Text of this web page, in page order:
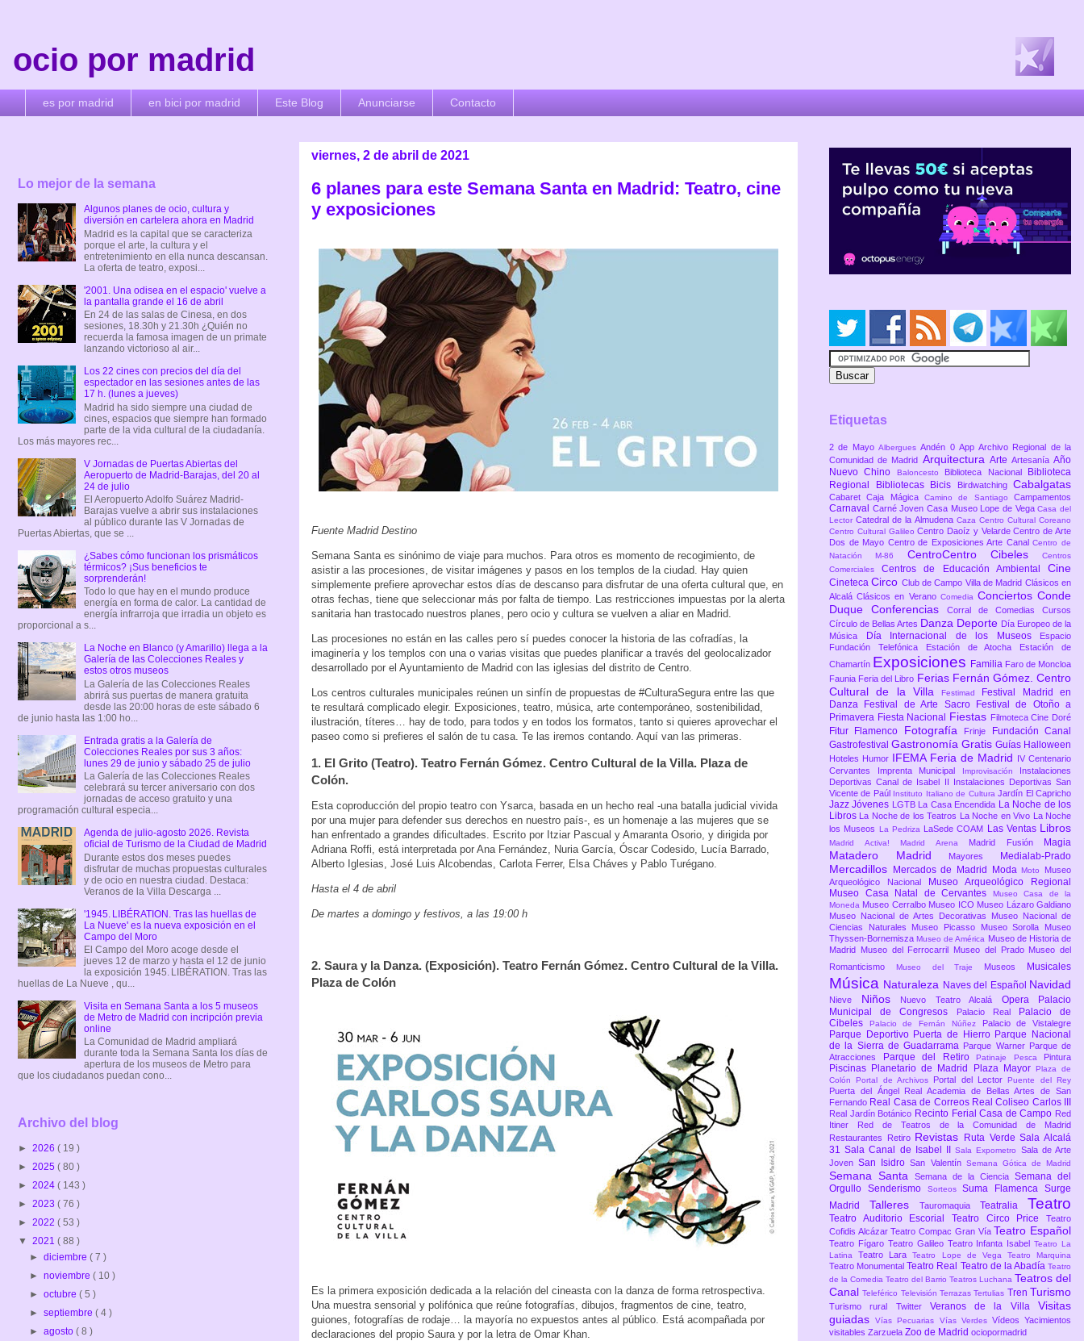
ocio por madrid
es por madrid en bici por madrid Este Blog Anunciarse Contacto
viernes, 2 de abril de 2021
6 planes para este Semana Santa en Madrid: Teatro, cine
y exposiciones
Fuente Madrid Destino
Semana Santa es sinónimo de viaje para muchos. Para otros es momento de recogimiento, de
asistir a las procesiones, de visitar imágenes y pasos en los templos de la ciudad. Hay quien
simplemente prefiere aprovechar estos días de descanso para disfrutar de una oferta cultural que, en
otras fechas, tiene que seleccionar más por falta de tiempo. Las restricciones impuestas por la alerta
sanitaria han trastocado nuestros planes, pero ocio y cultura se vuelven a aliar en Madrid.
Las procesiones no están en las calles pero sí puedes conocer la historia de las cofradías, la
imaginería y los templos con una o varias visitas que puedes planificar a través del geolocalizador
desarrollado por el Ayuntamiento de Madrid con las iglesias del distrito de Centro.
Los centros culturales municipales reúnen un sinfín de propuestas de #CulturaSegura entre las que
te resultará complicado elegir. Exposiciones, teatro, música, arte contemporáneo, sostenibilidad,
ilustración, títeres… hay de todo, para todos y en todos los formatos, tanto si quieres aprovechar el
paseo como si prefieres el salón de tu casa. Te las iremos contando. Aquí van las primeras.
1. El Grito (Teatro). Teatro Fernán Gómez. Centro Cultural de la Villa. Plaza de
Colón.
Esta coproducción del propio teatro con Ysarca, basada en un hecho real -una batalla judicial vivida
por una mujer para defender sus derechos en nuestro país-, es un homenaje a las mujeres que se
han enfrentado a grandes dificultades. Escrito por Itziar Pascual y Amaranta Osorio, y dirigida por
Adriana Roffi, está interpretada por Ana Fernández, Nuria García, Óscar Codesido, Lucía Barrado,
Alberto Iglesias, José Luis Alcobendas, Carlota Ferrer, Elsa Cháves y Pablo Turégano.
Hasta el 4 de abril
De martes a domingo y festivos, a las 19:00 h
2. Saura y la Danza. (Exposición). Teatro Fernán Gómez. Centro Cultural de la Villa.
Plaza de Colón
Es la primera exposición dedicada a la relación del cineasta con la danza de forma retrospectiva.
Una muestra sensorial y polifónica que reúne fotografías, dibujos, fragmentos de cine, teatro,
guiones, fotografías de rodaje… la mayoría no expuestos antes al público. Está acompañada por
declaraciones del propio Saura y por la letra de Omar Khan.
Lo mejor de la semana
Algunos planes de ocio, cultura y
diversión en cartelera ahora en Madrid
Madrid es la capital que se caracteriza
porque el arte, la cultura y el
entretenimiento en ella nunca descansan.
La oferta de teatro, exposi...
'2001. Una odisea en el espacio' vuelve a
la pantalla grande el 16 de abril
En 24 de las salas de Cinesa, en dos
sesiones, 18.30h y 21.30h ¿Quién no
recuerda la famosa imagen de un primate
lanzando victorioso al air...
Los 22 cines con precios del día del
espectador en las sesiones antes de las
17 h. (lunes a jueves)
Madrid ha sido siempre una ciudad de
cines, espacios que siempre han formado
parte de la vida cultural de la ciudadanía.
Los más mayores rec...
V Jornadas de Puertas Abiertas del
Aeropuerto de Madrid-Barajas, del 20 al
24 de julio
El Aeropuerto Adolfo Suárez Madrid-
Barajas vuelve a abrir sus instalaciones
al público durante las V Jornadas de
Puertas Abiertas, que se ...
¿Sabes cómo funcionan los prismáticos
térmicos? ¡Sus beneficios te
sorprenderán!
Todo lo que hay en el mundo produce
energía en forma de calor. La cantidad de
energía infrarroja que irradia un objeto es
proporcional a s...
La Noche en Blanco (y Amarillo) llega a la
Galería de las Colecciones Reales y
estos otros museos
La Galería de las Colecciones Reales
abrirá sus puertas de manera gratuita
desde las 20:00 horas de este sábado 6
de junio hasta las 1:00 ho...
Entrada gratis a la Galería de
Colecciones Reales por sus 3 años:
lunes 29 de junio y sábado 25 de julio
La Galería de las Colecciones Reales
celebrará su tercer aniversario con dos
jornadas de acceso gratuito y una
programación cultural especia...
Agenda de julio-agosto 2026. Revista
oficial de Turismo de la Ciudad de Madrid
Durante estos dos meses puedes
disfrutar de muchas propuestas culturales
y de ocio en nuestra ciudad. Destaca:
Veranos de la Villa Descarga ...
'1945. LIBÉRATION. Tras las huellas de
La Nueve' es la nueva exposición en el
Campo del Moro
El Campo del Moro acoge desde el
jueves 12 de marzo y hasta el 12 de junio
la exposición 1945. LIBÉRATION. Tras las
huellas de La Nueve , qu...
Visita en Semana Santa a los 5 museos
de Metro de Madrid con incripción previa
online
La Comunidad de Madrid ampliará
durante toda la Semana Santa los días de
apertura de los museos de Metro para
que los ciudadanos puedan cono...
Archivo del blog
► 2026 ( 19 )
► 2025 ( 80 )
► 2024 ( 143 )
► 2023 ( 76 )
► 2022 ( 53 )
▼ 2021 ( 88 )
►diciembre( 7 )
►noviembre( 10 )
►octubre( 5 )
►septiembre( 4 )
►agosto( 8 )
Etiquetas
2 de Mayo AlberguesAndén 0 AppArchivo Regional de la
Comunidad de Madrid Arquitectura Arte ArtesaníaAño
Nuevo Chino
Baloncesto Biblioteca Nacional
Biblioteca
Regional
Bibliotecas Bicis Birdwatching Cabalgatas
CabaretCaja MágicaCamino de SantiagoCampamentos
Carnaval Carné JovenCasa Museo Lope de VegaCasa del
LectorCatedral de la Almudena Caza Centro Cultural Coreano
Centro Cultural GalileoCentro Daoíz y VelardeCentro de Arte
Dos de Mayo Centro de Exposiciones Arte CanalCentro de
Natación M-86 CentroCentro Cibeles
Centros
ComercialesCentros de Educación AmbientalCine
CinetecaCirco Club de Campo Villa de Madrid Clásicos en
AlcaláClásicos en Verano Comedia ConciertosConde
Duque Conferencias Corral de Comedias Cursos
Círculo de Bellas Artes Danza Deporte Día Europeo de la
Música
Día Internacional de los Museos
Espacio
Fundación Telefónica
Estación de Atocha
Estación de
Chamartín Exposiciones Familia Faro de Moncloa
Faunia Feria del Libro Ferias Fernán Gómez. Centro
Cultural de la VillaFestimad
Festival Madrid en
Danza
Festival de Arte Sacro
Festival de Otoño a
Primavera Fiesta Nacional Fiestas Filmoteca Cine Doré
Fitur Flamenco Fotografía Frinje
Fundación Canal
Gastrofestival Gastronomía Gratis Guías Halloween
Hoteles Humor IFEMA Feria de Madrid
IV Centenario
Cervantes
Imprenta Municipal Improvisación
Instalaciones
Deportivas Canal de Isabel II
Instalaciones Deportivas San
Vicente de Paúl
Instituto Italiano de CulturaJardín El Capricho
JazzJóvenes LGTB La Casa Encendida La Noche de los
Libros
La Noche de los Teatros La Noche en Vivo
La Noche
los Museos
La Pedriza LaSede COAM Las Ventas Libros
Madrid Activa! Madrid Arena Madrid Fusión Magia
Matadero Madrid Mayores Medialab-Prado
Mercadillos Mercados de Madrid ModaMoto Museo
Arqueológico Nacional
Museo Arqueológico Regional
Museo Casa Natal de Cervantes
Museo Casa de la
Moneda Museo Cerralbo Museo ICO Museo Lázaro Galdiano
Museo Nacional de Artes Decorativas Museo Nacional de
Ciencias Naturales Museo Picasso Museo Sorolla Museo
Thyssen-BornemiszaMuseo de América Museo de Historia de
Madrid
Museo del Ferrocarril Museo del Prado Museo del
Romanticismo
Museo del Traje Museos Musicales
Música Naturaleza Naves del Español Navidad
Nieve Niños Nuevo Teatro Alcalá Opera
Palacio
Municipal de Congresos
Palacio Real
Palacio de
Cibeles
Palacio de Fernán Núñez Palacio de Vistalegre
Parque Deportivo Puerta de Hierro Parque Nacional
de la Sierra de Guadarrama Parque Warner Parque de
Atracciones
Parque del Retiro Patinaje Pesca Pintura
Piscinas Planetario de Madrid Plaza Mayor
Plaza de
Colón Portal de Archivos Portal del LectorPuente del Rey
Puerta del Ángel
Real Academia de Bellas Artes de San
Fernando Real Casa de Correos Real Coliseo Carlos III
Real Jardín Botánico Recinto Ferial Casa de Campo Red
Itiner
Red de Teatros de la Comunidad de Madrid
Restaurantes
Retiro Revistas Ruta VerdeSala Alcalá
31Sala Canal de Isabel IISala Expometro Sala de Arte
JovenSan IsidroSan Valentín Semana Gótica de Madrid
Semana Santa Semana de la Ciencia Semana del
Orgullo Senderismo SorteosSuma FlamencaSurge
Madrid Talleres Tauromaquia Teatralia Teatro
Teatro Auditorio Escorial Teatro Circo Price Teatro
Cofidis AlcázarTeatro Compac Gran Vía Teatro Español
Teatro Fígaro Teatro Galileo Teatro Infanta IsabelTeatro La
Latina Teatro LaraTeatro Lope de Vega Teatro Marquina
Teatro Monumental Teatro Real Teatro de la Abadía Teatro
de la Comedia Teatro del Barrio Teatros Luchana Teatros del
CanalTeleférico TelevisiónTerrazasTertulias Tren Turismo
Turismo rural Twitter Veranos de la VillaVisitas
guiadasVías Pecuarias Vías Verdes VídeosYacimientos
visitables Zarzuela Zoo de Madrid ociopormadrid